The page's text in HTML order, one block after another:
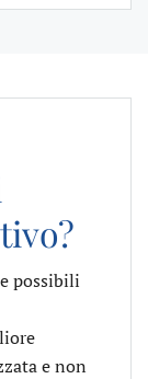
possibili
e non